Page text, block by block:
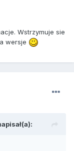
i pieniędzy
zmian w
Wstrzymuje sie
wersje